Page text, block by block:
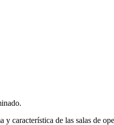
característica de las salas de